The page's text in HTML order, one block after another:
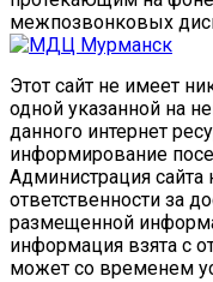
межпозвонковых
Этот сайт не имеет
одной указанной на
данного интернет
информирование
Администрация сайта
ответственности за
размещенной
информация взята с
может со временем